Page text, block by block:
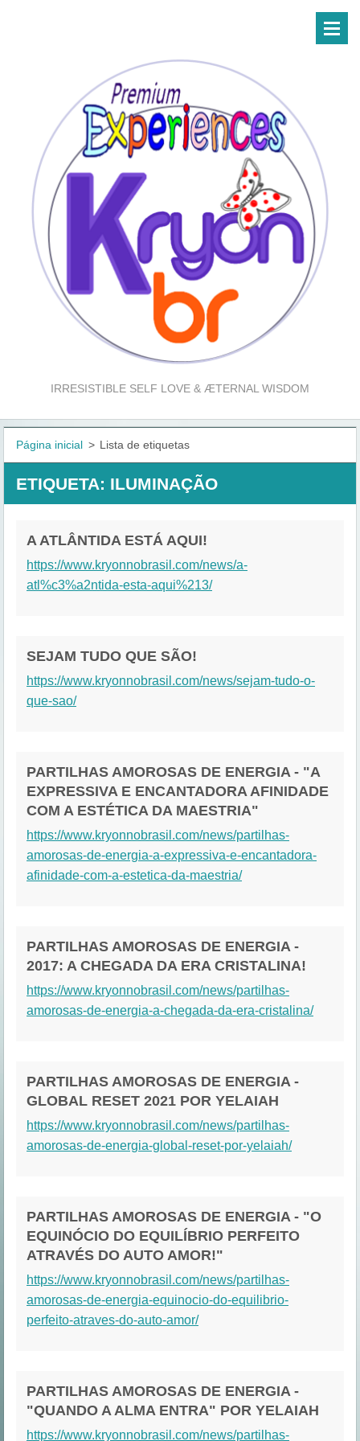
IRRESISTIBLE SELF LOVE & ÆTERNAL WISDOM
Página inicial > Lista de etiquetas
ETIQUETA: ILUMINAÇÃO
A ATLÂNTIDA ESTÁ AQUI!
https://www.kryonnobrasil.com/news/a-
atl%c3%a2ntida-esta-aqui%213/
SEJAM TUDO QUE SÃO!
https://www.kryonnobrasil.com/news/sejam-tudo-o-
que-sao/
PARTILHAS AMOROSAS DE ENERGIA - "A
EXPRESSIVA E ENCANTADORA AFINIDADE
COM A ESTÉTICA DA MAESTRIA"
https://www.kryonnobrasil.com/news/partilhas-
amorosas-de-energia-a-expressiva-e-encantadora-
afinidade-com-a-estetica-da-maestria/
PARTILHAS AMOROSAS DE ENERGIA -
2017: A CHEGADA DA ERA CRISTALINA!
https://www.kryonnobrasil.com/news/partilhas-
amorosas-de-energia-a-chegada-da-era-cristalina/
PARTILHAS AMOROSAS DE ENERGIA -
GLOBAL RESET 2021 POR YELAIAH
https://www.kryonnobrasil.com/news/partilhas-
amorosas-de-energia-global-reset-por-yelaiah/
PARTILHAS AMOROSAS DE ENERGIA - "O
EQUINÓCIO DO EQUILÍBRIO PERFEITO
ATRAVÉS DO AUTO AMOR!"
https://www.kryonnobrasil.com/news/partilhas-
amorosas-de-energia-equinocio-do-equilibrio-
perfeito-atraves-do-auto-amor/
PARTILHAS AMOROSAS DE ENERGIA -
"QUANDO A ALMA ENTRA" POR YELAIAH
https://www.kryonnobrasil.com/news/partilhas-